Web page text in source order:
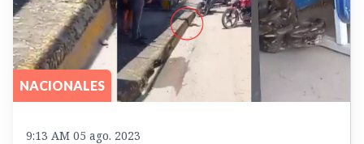
NACIONALES
9:13 AM 05 ago. 2023